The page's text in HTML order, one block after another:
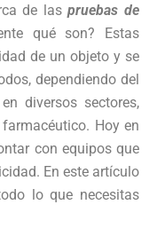
de laspruebas de
qué son? Estas
de un objeto y se
dependiendo del
diversos sectores,
Hoy en
con equipos que
En este artículo
lo que necesitas